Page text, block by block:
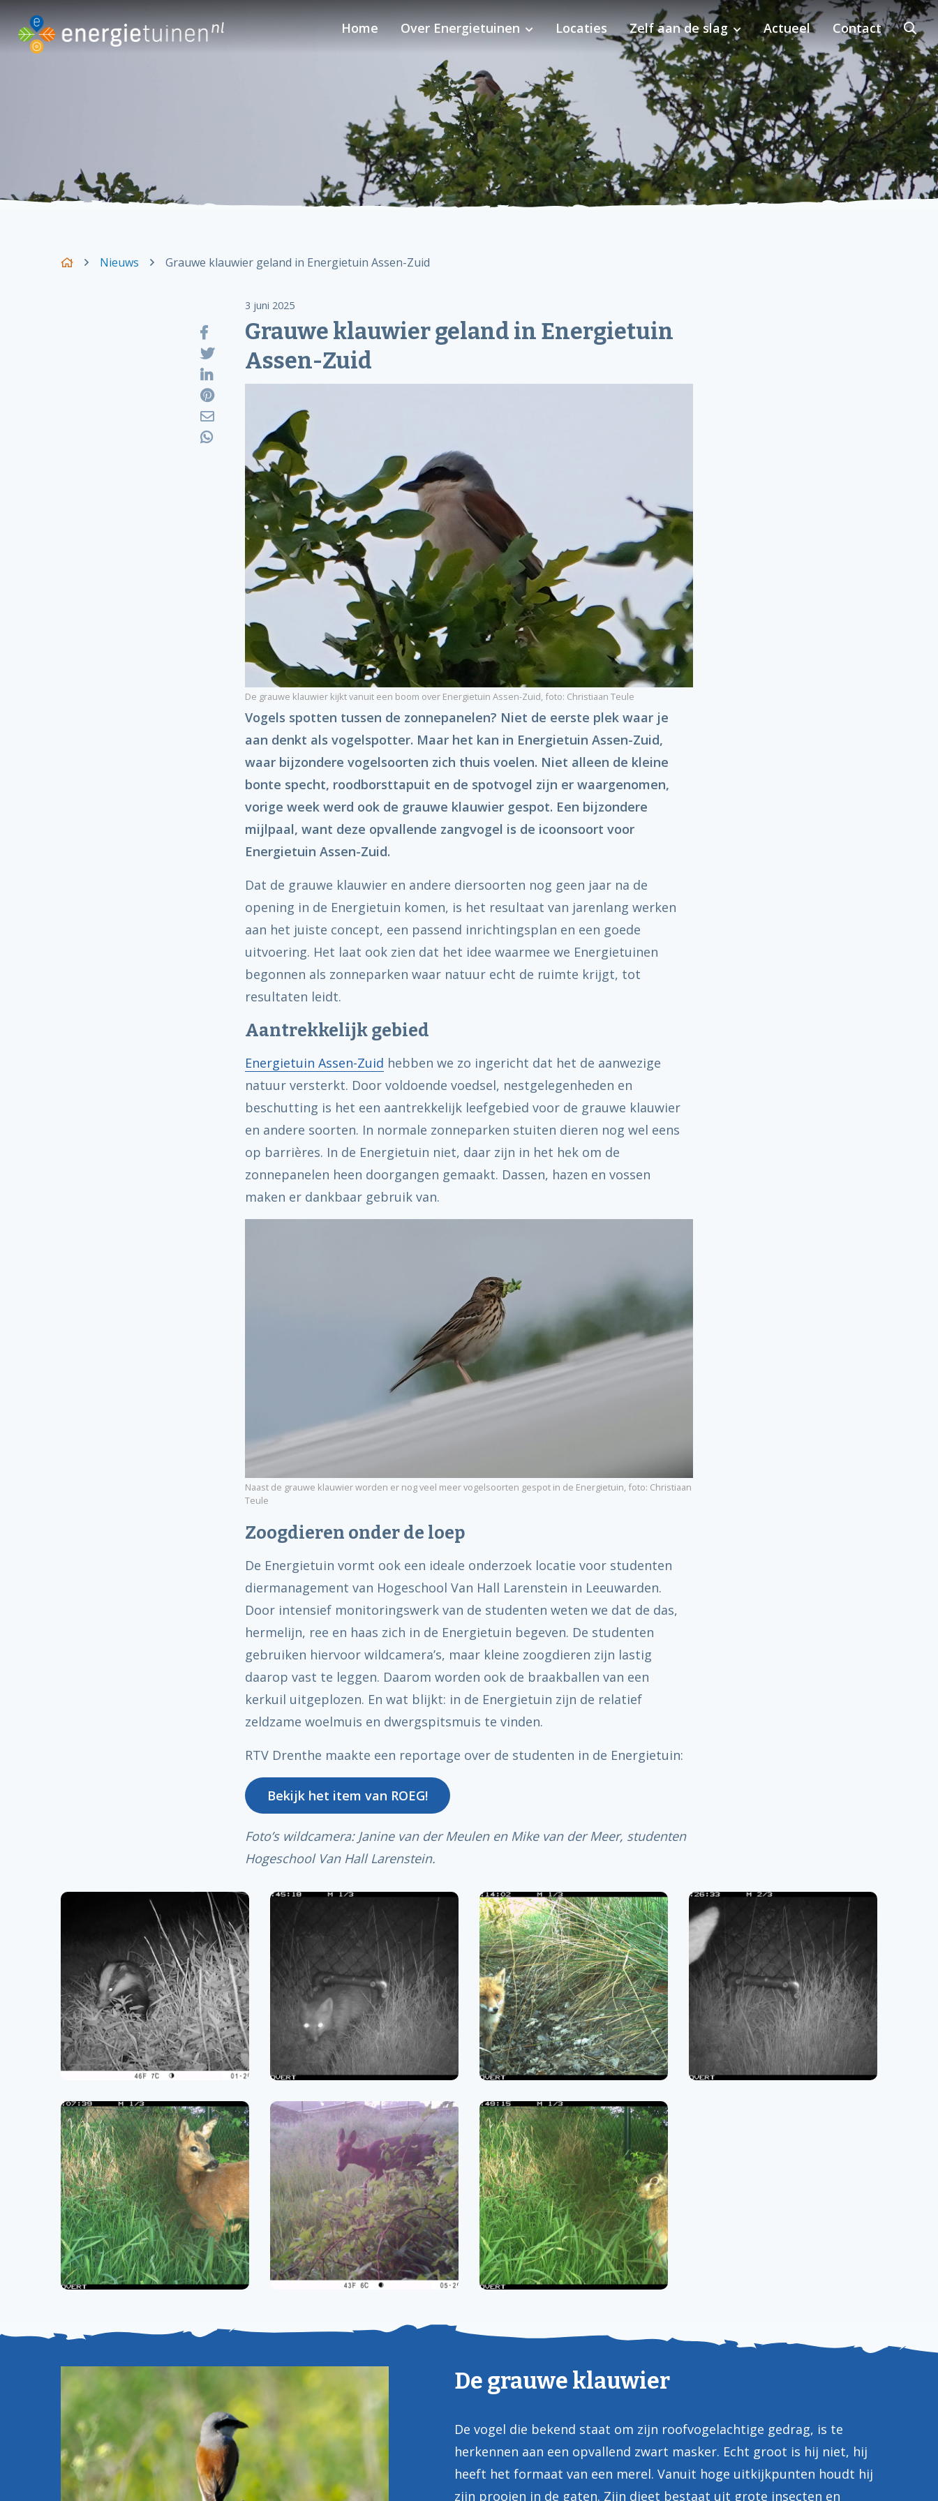
Home Over Energietuinen Locaties Zelf aan de slag Actueel Contact
Nieuws Grauwe klauwier geland in Energietuin Assen-Zuid
3 juni 2025
Grauwe klauwier geland in Energietuin
Assen-Zuid
De grauwe klauwier kijkt vanuit een boom over Energietuin Assen-Zuid, foto: Christiaan Teule
Vogels spotten tussen de zonnepanelen? Niet de eerste plek waar je
aan denkt als vogelspotter. Maar het kan in Energietuin Assen-Zuid,
waar bijzondere vogelsoorten zich thuis voelen. Niet alleen de kleine
bonte specht, roodborsttapuit en de spotvogel zijn er waargenomen,
vorige week werd ook de grauwe klauwier gespot. Een bijzondere
mijlpaal, want deze opvallende zangvogel is de icoonsoort voor
Energietuin Assen-Zuid.
Dat de grauwe klauwier en andere diersoorten nog geen jaar na de
opening in de Energietuin komen, is het resultaat van jarenlang werken
aan het juiste concept, een passend inrichtingsplan en een goede
uitvoering. Het laat ook zien dat het idee waarmee we Energietuinen
begonnen als zonneparken waar natuur echt de ruimte krijgt, tot
resultaten leidt.
Aantrekkelijk gebied
Energietuin Assen-Zuid hebben we zo ingericht dat het de aanwezige
natuur versterkt. Door voldoende voedsel, nestgelegenheden en
beschutting is het een aantrekkelijk leefgebied voor de grauwe klauwier
en andere soorten. In normale zonneparken stuiten dieren nog wel eens
op barrières. In de Energietuin niet, daar zijn in het hek om de
zonnepanelen heen doorgangen gemaakt. Dassen, hazen en vossen
maken er dankbaar gebruik van.
Naast de grauwe klauwier worden er nog veel meer vogelsoorten gespot in de Energietuin, foto: Christiaan
Teule
Zoogdieren onder de loep
De Energietuin vormt ook een ideale onderzoek locatie voor studenten
diermanagement van Hogeschool Van Hall Larenstein in Leeuwarden.
Door intensief monitoringswerk van de studenten weten we dat de das,
hermelijn, ree en haas zich in de Energietuin begeven. De studenten
gebruiken hiervoor wildcamera’s, maar kleine zoogdieren zijn lastig
daarop vast te leggen. Daarom worden ook de braakballen van een
kerkuil uitgeplozen. En wat blijkt: in de Energietuin zijn de relatief
zeldzame woelmuis en dwergspitsmuis te vinden.
RTV Drenthe maakte een reportage over de studenten in de Energietuin:
Bekijk het item van ROEG!
Foto’s wildcamera: Janine van der Meulen en Mike van der Meer, studenten
Hogeschool Van Hall Larenstein.
De grauwe klauwier
De vogel die bekend staat om zijn roofvogelachtige gedrag, is te
herkennen aan een opvallend zwart masker. Echt groot is hij niet, hij
heeft het formaat van een merel. Vanuit hoge uitkijkpunten houdt hij
zijn prooien in de gaten. Zijn dieet bestaat uit grote insecten en